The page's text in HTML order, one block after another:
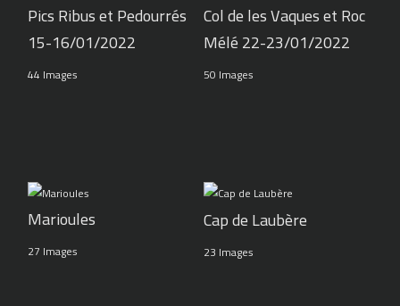
Pics Ribus et Pedourrés
15-16/01/2022
44 Images
Col de les Vaques et Roc
Mélé 22-23/01/2022
50 Images
Marioules
27 Images
Cap de Laubère
23 Images